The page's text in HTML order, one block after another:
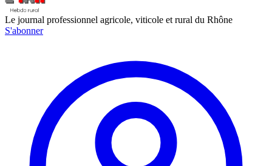
Le journal professionnel agricole, viticole et rural du Rhône
S'abonner